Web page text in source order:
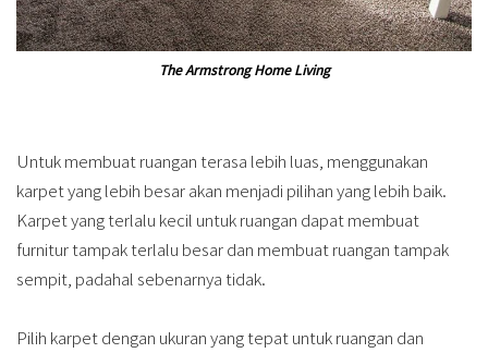
The Armstrong Home Living
Untuk membuat ruangan terasa lebih luas, menggunakan
karpet yang lebih besar akan menjadi pilihan yang lebih baik.
Karpet yang terlalu kecil untuk ruangan dapat membuat
furnitur tampak terlalu besar dan membuat ruangan tampak
sempit, padahal sebenarnya tidak.
Pilih karpet dengan ukuran yang tepat untuk ruangan dan